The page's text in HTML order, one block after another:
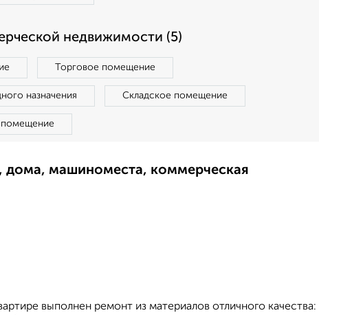
недвижимости (5)
Торговое помещение
назначения Складское помещение
помещение
дома, машиноместа, коммерческая
выполнен ремонт из материалов отличного качества: